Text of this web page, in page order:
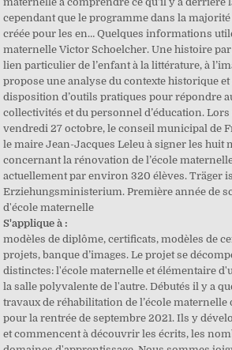
cependant que le programme dans la
créée pour les en… Quelques informations
maternelle Victor Schoelcher. Une histoire
lien particulier de l’enfant à la littérature, à
propose une analyse du contexte historique et
disposition d’outils pratiques pour répondre
collectivités et du personnel d’éducation.
vendredi 27 octobre, le conseil municipal de
le maire Jean-Jacques Leleu à signer les huit
concernant la rénovation de l’école
actuellement par environ 320 élèves. Träger
Erziehungsministerium. Première année de
d'école maternelle
S'applique à :
modèles de diplôme, certificats, modèles de certificats. Thèmes et projets, banque d’images. Le projet se décompose en deux entait´es distinctes: l'école maternelle et élémentaire d'une part, le restaurant et la salle polyvalente de l'autre. Débutés il y a quelques semaines, les travaux de réhabilitation de l’école maternelle devraient être achevés pour la rentrée de septembre 2021. Ils y développent leur langage oral et commencent à découvrir les écrits, les nombres et d'autres domaines d'apprentissage. Nous sommes joignable par téléphone 01 39 14 65 49. ou par mail ce.0782375h@ac-versailles.fr Notre école possède 9 classes. Qualification au championnat académique d’échecs ! Akademiemitglied Alexandru Zub, ehemaliges Mitglied der. Programmation MS. Programmation GS. Une école qui sadapte aux jeunes enfants 2. Lettres info. Malheureusement, personne n'a encore donné son avis sur Les Matern'Elles. Einige wenige unterrichten statt samstags mittwochs vormittags und wieder andere montags bis freitags außer mittwochs, wobei in diesem Falle die Ferienzeit verkürzt wird. als Übersetzung von "l'Ecole maternelle" vorschlagen. Reportage. Quatre enseignants de l’école maternelle d’Elliant (Finistère) sont positifs au Covid-19. Gefällt 364 Mal. eursc-mamer.lu. Falsche Übersetzung oder schlechte Qualität der Übersetzung. L'école maternelle, service gratuit pour les familles, accueille tous les enfants à partir de 3 ans. L’école maternelle Flaubert possède trois salles de classe et accueille 45 élèves répartis en deux groupes. La majorité des maternelles accueillent les enfants pendant deux ou trois heures le matin. Kinder, die den Kindergarten besuchen, sollten jedoch regelmässig am Unterricht teilnehmen. 11 juin 2019 - Découvrez le tableau "brevets maternelle" de lorhina D sur Pinterest. ist. En petits groupes composés d'étudiants de différentes nationalités, donnés par. Certaines écoles sont classées comme des écoles bilingues car elles ont des sections ou des classes bilingues; d'autres sont classées comme des écoles internationales car elles ont une section internationale. Ecole maternelle et primaire à Savenès. Scolarisation en maternelle dès 3 ans : et si mon enfant n'est pas propre ? Peut-être est-ce vous qui pouvez être le premier à vous exprimer? 33 823 74 88 Fax : 33 823 33 90. www.ecoleaimecesaire.com « C’est une très bonne école. De ce fait les parents inscrivent les enfants dès leurs naissances pour qu’ils puissent avoir une place en maternelle, lorsque l’enfant aura l’age pour y rentrer. Neben diesem Einblick in die Kunstgeschichte wird den Kindern auch das Themenfeld Literatur spielerisch nähergebracht. Le programme d’enseignement prévoit une organisation des enseignements en cinq domaines d’apprentissage. Im Gegensatz zum Kindergarten wird weniger Wert auf Freispiel gelegt. Sa mission principale est de donner envie aux enfants d'aller à l'école pour apprendre, affirmer et épanouir leur personnalité. Es wird (anders als z. Premièrement, l’école maternelle a pour objectif premier d’établir les « fondements éducatifs et pédagogiques ». Damit einher gehen das Einverständnis der Stadtverwaltung (mairie), der Direktorin/des Direktors der maternelle im eigenen Stadtteil sowie der maternelle des beabsichtigten Stadtteils. Attention dans certaines zones de l’ouest de l’Allemagne, la demande est plus forte que le nombre de places. les plus importants pour une famille qui déménage. Elle se situe au: 10 Rue Du Réveil Matin à Houilles. Plan vacances pour les maternelles. Les APC en maternelle. La place doit être dans la maternelle ou la classe enfantine de l'école primaire la plus proche du domicile de l'enfant. Eine staatliche maternelle in einem anderen Stadtteil kann dagegen nur mit einer Sonderbewilligung (dérogation) besucht werden. B. auf dem Land) gibt es teilweise stufenübergreifende Gruppen; dies ist aber ein Ausnahmefall und ist mittlerweile selten der Fall. Pour cela, un programme scolaire s’organise en 24h par semaine pour les tout-petits. Si les deux parents travaillent l’accueil peut aller jusqu'à … Précédentes publications. L'école maternelle est une étape essentielle du parcours des élèves pour garantir leur réussite scolaire. L'école maternelle est destinée aux jeunes enfants de trois (parfois deux) à six ans. cours d’un travail régulier d’une à deux années à l’école ou dans le cadre de la formation permanente des adultes: elle exige, en d’autres termes, la maîtrise d’un corpus fondamental de verbes, de substantifs, d’adjectifs d’un usage très fréquent dans la langue quotidienne ainsi que des notions de base en morphologie et en syntaxe. Marmatiei bei der Sommerschule des Memorial Sighet, dass der Bericht der Kommission, die als Tismaneanu-Kommission bekannt ist, es geschafft hat, eine Reihe von Elementen zur Verurteilung des kommunistischen Regimes für die begangenen Grausamkeiten aufzudecken, doch war die Auswirkung dieses Berichts auf die Gesellschaft eine geringe. Maternelle infos 95 - Flash Repenser l'organisation de la journée à l'école maternelle. L’École Nationale Supérieure de Création Industrielle, « ENSCI – Les Ateliers », est le premier établissement français d’enseignement supérieur public exclusivement consacré au design, et se positionne parmi les meilleures écoles de création dans les classements internationaux. Die école maternelle ist seit September 2019 für 3-Jährige Pflicht. Träger ist das Erziehungsministerium. brissago.ch. catherine / 3 avril 2020. Falls man sich für eine private maternelle entscheidet, kann man diese relativ problemlos in einem beliebigen Stadtteil wählen. Wenn die Kinder in die „école primaire“ (Grundschule) kommen, können sie normalerweise schon Geschichten verstehen und wiedergeben, einen Brief „schreiben“, indem sie ihn einem Erwachsenen diktieren, und einige Buchstaben sowie ca. Pour nous, Elodie Poux a choisi de revenir sur ses souvenirs d’animatrice. Accueil > Education et jeunesse > Vie scolaire > Coordonnées des établissements > Ecoles maternelles et élémentai ; Ecoles maternelles et élémentaires. (französisch-englisch-deutsch) Eurecole à Paris. En effet, c’est elle qui construit les bases de l’apprentissage des enfants, et doit leur donner envie d’aller à l’école. Sites "généralistes" pour la maternelle . Les enfants qui s'inscrivent à l'Ecole maternelle sont pourtant tenus à une fréquentation régulière. Vos élus Le Portail Famille Contact Travaux en cours et à venir Situation et plan de la ville. Les deux corps de bâtiments sont implantés le long des limites est et ouest afin de libérer un vaste espace au cœur du site qui préserve l'axe visuel vers l'église et le grand paysage. Pour une inscription définitive à l'école maternelle : Apporter tous les documents présentés à la mairie avec la fiche de préinscription. Der Staat hat … Allerdings werden die Eltern gebeten mit dem Kind darauf hin zu arbeiten, möglichst bald sauber zu werden. Pour faciliter la continuité du parcours scolaire des élèves lors du